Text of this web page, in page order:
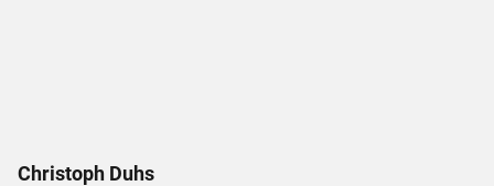
Christoph Duhs